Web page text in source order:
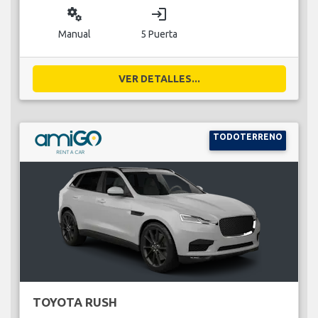
miscellaneous_services
Manual
login
5 Puerta
VER DETALLES...
TODOTERRENO
TOYOTA RUSH